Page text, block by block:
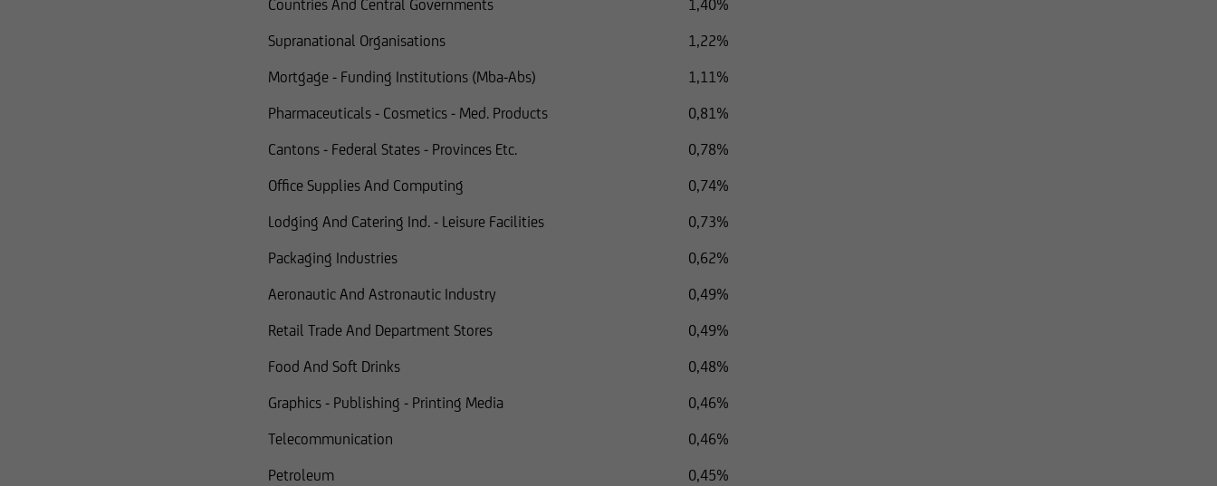
Countries And Central Governments
1,40%
Supranational Organisations
1,22%
Mortgage - Funding Institutions (Mba-Abs)
1,11%
Pharmaceuticals - Cosmetics - Med. Products
0,81%
Cantons - Federal States - Provinces Etc.
0,78%
Office Supplies And Computing
0,74%
Lodging And Catering Ind. - Leisure Facilities
0,73%
Packaging Industries
0,62%
Aeronautic And Astronautic Industry
0,49%
Retail Trade And Department Stores
0,49%
Food And Soft Drinks
0,48%
Graphics - Publishing - Printing Media
0,46%
Telecommunication
0,46%
Petroleum
0,45%
Securities Act.
I titoli citati nelle seguenti informazioni non possono essere pertanto trasferiti a cittadini statunitensi o ad
altri soggetti negli Stati Uniti, salvo il caso in cui la relativa operazione non debba essere registrata ai sensi